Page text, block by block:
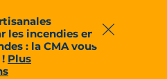
les incendies en
: la CMA vous
Plus
Fermer